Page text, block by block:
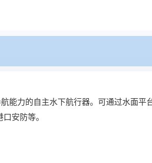
能力的自主水下航行器。可通过水面
安防等。